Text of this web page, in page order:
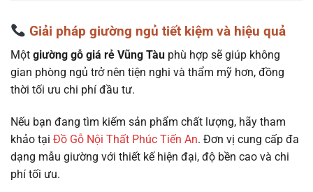
Giải pháp giường ngủ tiết kiệm và hiệu quả
Một giường gỗ giá rẻ Vũng Tàu phù hợp sẽ giúp không
gian phòng ngủ trở nên tiện nghi và thẩm mỹ hơn, đồng
thời tối ưu chi phí đầu tư.
Nếu bạn đang tìm kiếm sản phẩm chất lượng, hãy tham
khảo tại Đồ Gỗ Nội Thất Phúc Tiến An. Đơn vị cung cấp đa
dạng mẫu giường với thiết kế hiện đại, độ bền cao và chi
phí tối ưu.